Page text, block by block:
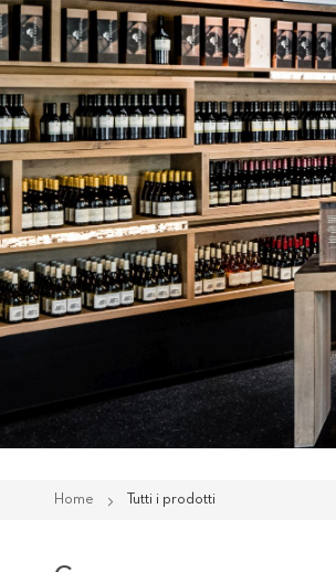
Home Tutti i prodotti